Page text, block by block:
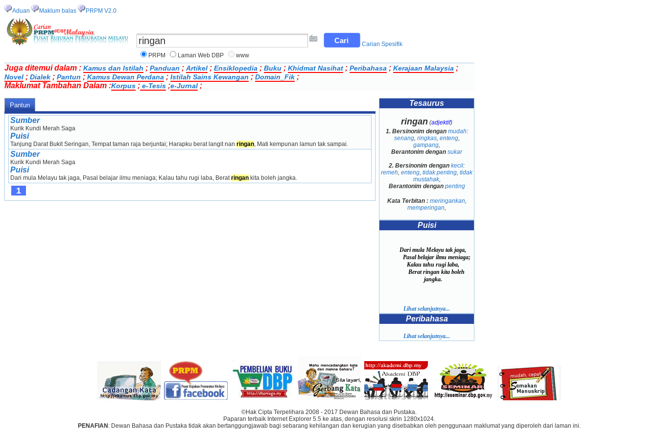
Aduan Maklum balas PRPM V2.0
Carian Spesifik
PRPM
Laman Web DBP www
Juga ditemui dalam : Kamus dan Istilah ; Panduan ; Artikel ; Ensiklopedia ; Buku ; Khidmat Nasihat ; Peribahasa ; Kerajaan Malaysia ;
Novel ; Dialek ; Pantun ; Kamus Dewan Perdana ; Istilah Sains Kewangan ; Domain_Fik ;
Maklumat Tambahan Dalam :Korpus ; e-Tesis ;e-Jurnal ;
Pantun
Sumber
Kurik Kundi Merah Saga
Puisi
Tanjung Darat Bukit Seringan, Tempat taman raja berjuntai; Harapku berat langit nan ringan, Mati kempunan lamun tak sampai.
Sumber
Kurik Kundi Merah Saga
Puisi
Dari mula Melayu tak jaga, Pasal belajar ilmu meniaga; Kalau tahu rugi laba, Berat ringan kita boleh jangka.
1
Tesaurus
ringan (adjektif)
1. Bersinonim dengan mudah:
senang, ringkas, enteng,
gampang,
Berantonim dengan sukar
2. Bersinonim dengan kecil:
remeh, enteng, tidak penting, tidak
mustahak,
Berantonim dengan penting
Kata Terbitan : meringankan,
memperingan,
Puisi
Dari mula Melayu tak jaga,
Pasal belajar ilmu meniaga;
Kalau tahu rugi laba,
Berat ringan kita boleh
jangka.
Lihat selanjutnya...
Peribahasa
Lihat selanjutnya...
©Hak Cipta Terpelihara 2008 - 2017 Dewan Bahasa dan Pustaka.
Paparan terbaik Internet Explorer 5.5 ke atas, dengan resolusi skrin 1280x1024.
PENAFIAN : Dewan Bahasa dan Pustaka tidak akan bertanggungjawab bagi sebarang kehilangan dan kerugian yang disebabkan oleh penggunaan maklumat yang diperoleh dari laman ini.